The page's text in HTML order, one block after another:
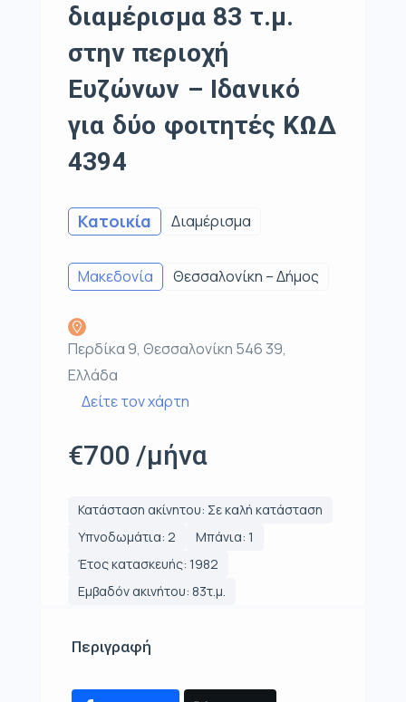
διαμέρισμα 83 τ.μ.
στην περιοχή
Ευζώνων – Ιδανικό
για δύο φοιτητές ΚΩΔ
4394
Κατοικία Διαμέρισμα
Μακεδονία Θεσσαλονίκη – Δήμος
Περδίκα 9, Θεσσαλονίκη 546 39,
Ελλάδα
Δείτε τον χάρτη
€700 /μήνα
Κατάσταση ακίνητου: Σε καλή κατάσταση
Υπνοδωμάτια: 2
Μπάνια: 1
Έτος κατασκευής: 1982
Εμβαδόν ακινήτου: 83τ.μ.
Περιγραφή